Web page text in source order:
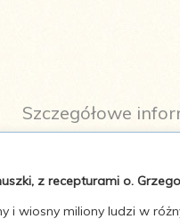
Szczegółowe
z recepturami o.
i wiosny miliony ludzi w